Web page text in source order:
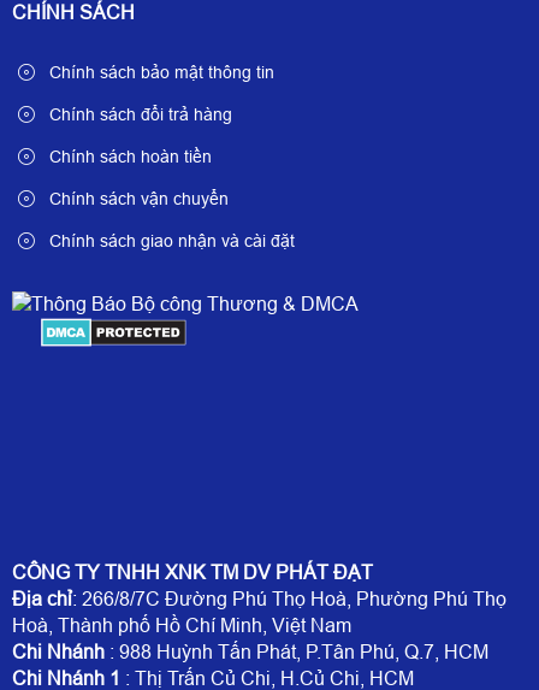
CÔNG TY TNHH XNK TM DV PHÁT ĐẠT
Địa chỉ: 266/8/7C Đường Phú Thọ Hoà, Phường Phú Thọ
Hoà, Thành phố Hồ Chí Minh, Việt Nam
Chi Nhánh : 988 Huỳnh Tấn Phát, P.Tân Phú, Q.7, HCM
Chi Nhánh 1 : Thị Trấn Củ Chi, H.Củ Chi, HCM
CHÍNH SÁCH
Chính sách bảo mật thông tin
Chính sách đổi trả hàng
Chính sách hoàn tiền
Chính sách vận chuyển
Chính sách giao nhận và cài đặt